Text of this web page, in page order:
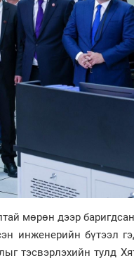
мөрөн дээр
инженерийн бүтээл
тэсвэрлэхийн тулд